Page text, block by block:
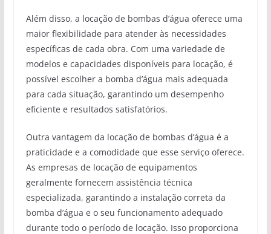
Além disso, a locação de bombas d’água oferece uma
maior flexibilidade para atender às necessidades
específicas de cada obra. Com uma variedade de
modelos e capacidades disponíveis para locação, é
possível escolher a bomba d’água mais adequada
para cada situação, garantindo um desempenho
eficiente e resultados satisfatórios.
Outra vantagem da locação de bombas d’água é a
praticidade e a comodidade que esse serviço oferece.
As empresas de locação de equipamentos
geralmente fornecem assistência técnica
especializada, garantindo a instalação correta da
bomba d’água e o seu funcionamento adequado
durante todo o período de locação. Isso proporciona